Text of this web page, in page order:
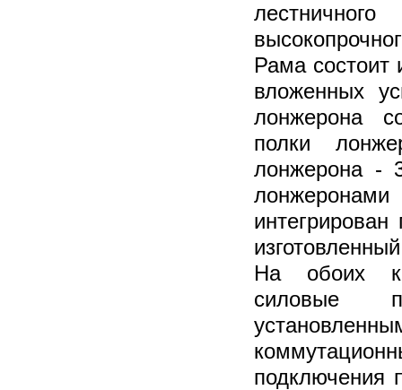
Рама состоит
вложенных
лонжерона
полки
лонжерона -
На обоих
силовые
подключения